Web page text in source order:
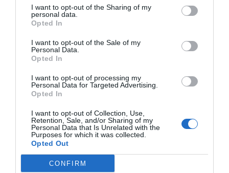
I want to opt-out of the Sharing of my
personal data.
Opted In
I want to opt-out of the Sale of my
Personal Data.
Opted In
I want to opt-out of processing my
Personal Data for Targeted Advertising.
Opted In
I want to opt-out of Collection, Use,
Retention, Sale, and/or Sharing of my
Personal Data that Is Unrelated with the
Purposes for which it was collected.
Opted Out
CONFIRM
estudiantes y además los ayuda a darse cuenta
de si están haciendo las cosas bien o necesitan
Las ciudades
universitarias
Actualmente la empresa trabaja a Barcelona y
Madrid, dos ciudades que son grandes centros de
concentración estudiantil y por eso se convierten
en grandes focos de estudiantes que buscan
prácticas. Aún así la empresa ya ha decidido